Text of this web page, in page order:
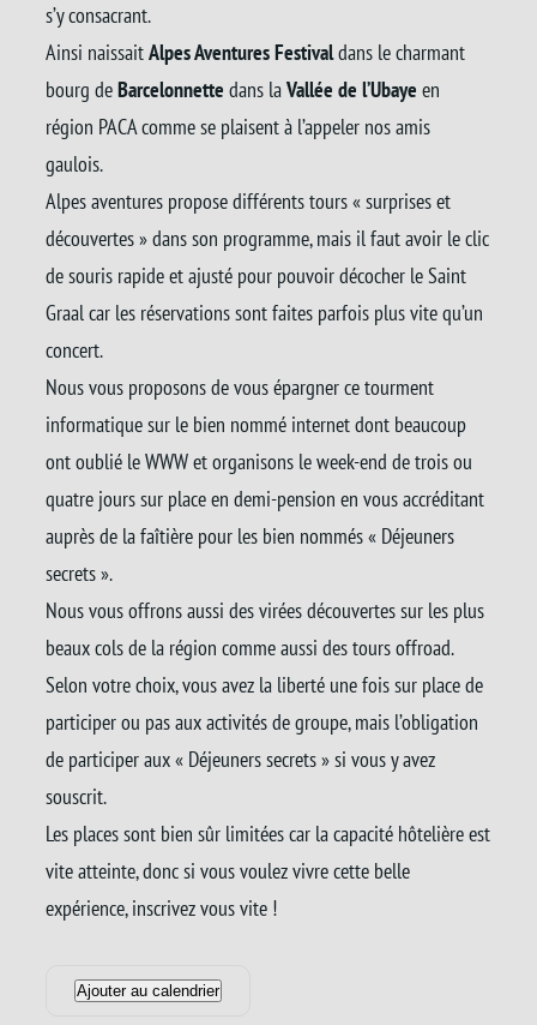
s’y consacrant.
Ainsi naissaitAlpes Aventures Festivaldans le charmant
bourg deBarcelonnette dans laVallée de l’Ubaye en
région PACA comme se plaisent à l’appeler nos amis
gaulois.
Alpes aventures propose différents tours « surprises et
découvertes » dans son programme, mais il faut avoir le clic
de souris rapide et ajusté pour pouvoir décocher le Saint
Graal car les réservations sont faites parfois plus vite qu’un
concert.
Nous vous proposons de vous épargner ce tourment
informatique sur le bien nommé internet dont beaucoup
ont oublié le WWW et organisons le week-end de trois ou
quatre jours sur place en demi-pension en vous accréditant
auprès de la faîtière pour les bien nommés « Déjeuners
secrets ».
Nous vous offrons aussi des virées découvertes sur les plus
beaux cols de la région comme aussi des tours offroad.
Selon votre choix, vous avez la liberté une fois sur place de
participer ou pas aux activités de groupe, mais l’obligation
de participer aux « Déjeuners secrets » si vous y avez
souscrit.
Les places sont bien sûr limitées car la capacité hôtelière est
vite atteinte, donc si vous voulez vivre cette belle
expérience, inscrivez vous vite !
Ajouter au calendrier